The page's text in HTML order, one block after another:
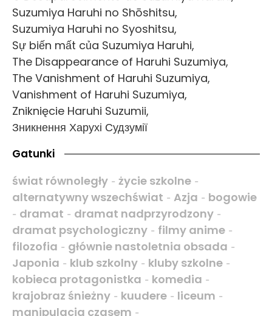
Suzumiya Haruhi no Shōshitsu,
Suzumiya Haruhi no Syoshitsu,
Sự biến mất của Suzumiya Haruhi,
The Disappearance of Haruhi Suzumiya,
The Vanishment of Haruhi Suzumiya,
Vanishment of Haruhi Suzumiya,
Zniknięcie Haruhi Suzumii,
Зникнення Харухі Судзумії
Gatunki
świat równoległy - życie szkolne -
alternatywny wszechświat - Azja - bogowie
- dramat - dramat nadprzyrodzony -
dramat psychologiczny - filmy anime -
filozofia - głównie nastoletnia obsada -
Japonia - klub szkolny - kluby szkolne -
kobieca protagonistka - komedia -
krajobraz śnieżny - kuudere - liceum -
manipulacja czasem -